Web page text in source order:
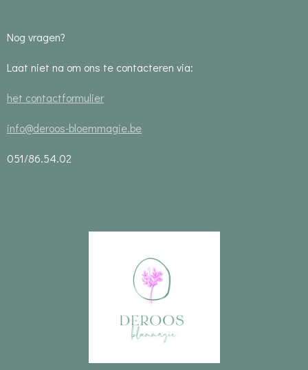
Nog vragen?
Laat niet na om ons te contacteren via:
het contactformulier
info@deroos-bloemmagie.be
051/86.54.02